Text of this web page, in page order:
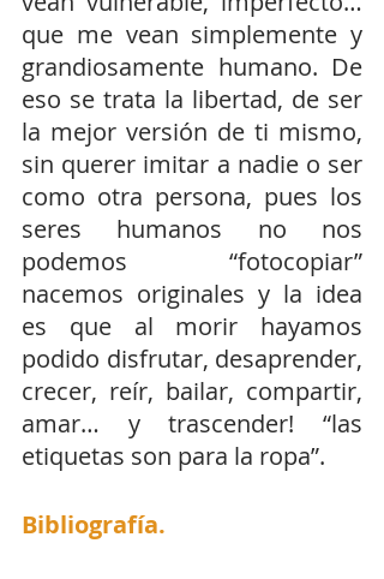
que me vean simplemente y
grandiosamente humano. De
eso se trata la libertad, de ser
la mejor versión de ti mismo,
sin querer imitar a nadie o ser
como otra persona, pues los
seres humanos no nos
podemos “fotocopiar”
nacemos originales y la idea
es que al morir hayamos
podido disfrutar, desaprender,
crecer, reír, bailar, compartir,
amar… y trascender! “las
etiquetas son para la ropa”.
Bibliografía.